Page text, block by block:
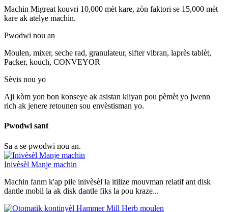
Machin Migreat kouvri 10,000 mèt kare, zòn faktori se 15,000 mèt
kare ak atelye machin.
Pwodwi nou an
Moulen, mixer, seche rad, granulateur, sifter vibran, laprès tablèt,
Packer, kouch, CONVEYOR
Sèvis nou yo
Aji kòm yon bon konseye ak asistan kliyan pou pèmèt yo jwenn
rich ak jenere retounen sou envèstisman yo.
Pwodwi sant
Sa a se pwodwi nou an.
Inivèsèl Manje machin
Machin fanm k'ap pile inivèsèl la itilize mouvman relatif ant disk
dantle mobil la ak disk dantle fiks la pou kraze...